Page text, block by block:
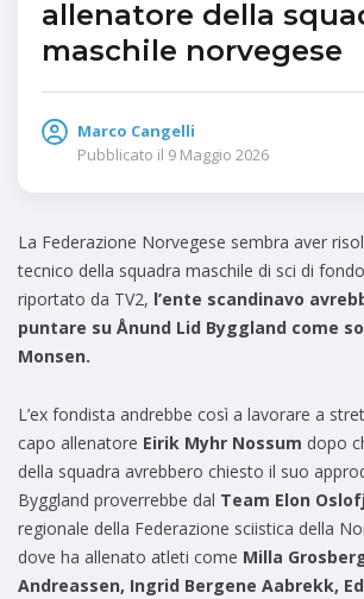
allenatore della
maschile norvegese
Marco Cangelli
Pubblicato il 9 Maggio 2026
La Federazione Norvegese sembra aver
tecnico della squadra maschile di sci di
riportato da TV2, l’ente scandinavo
puntare su Ånund Lid Byggland come
Monsen.
L’ex fondista andrebbe così a lavorare a
capo allenatore Eirik Myhr Nossum dopo
della squadra avrebbero chiesto il suo
Byggland proverrebbe dal Team Elon
regionale della Federazione sciistica della
dove ha allenato atleti come Milla
Andreassen, Ingrid Bergene Aabrekk,